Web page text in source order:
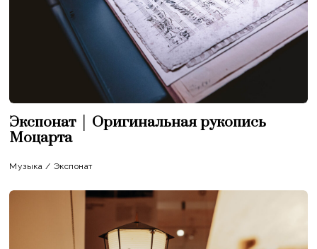
Экспонат │ Оригинальная рукопись
Моцарта
Музыка / Экспонат